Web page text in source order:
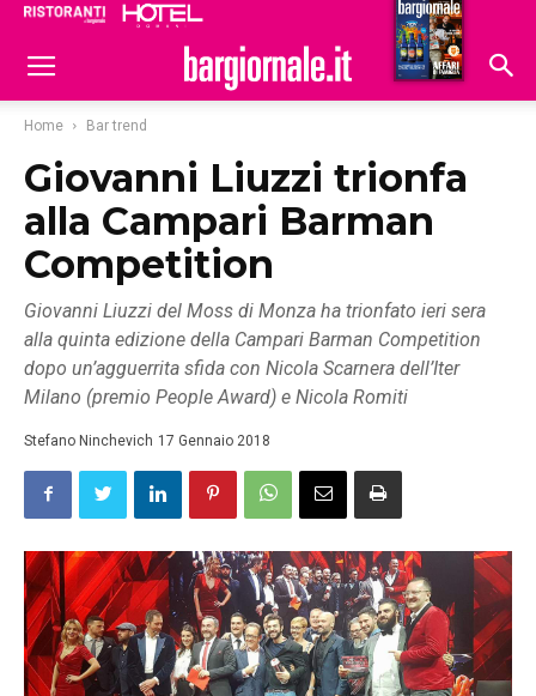
Hoteldomani
Home Bar trend
Giovanni Liuzzi trionfa
alla Campari Barman
Competition
Giovanni Liuzzi del Moss di Monza ha trionfato ieri sera
alla quinta edizione della Campari Barman Competition
dopo un’agguerrita sfida con Nicola Scarnera dell’Iter
Milano (premio People Award) e Nicola Romiti
Stefano Ninchevich 17 Gennaio 2018